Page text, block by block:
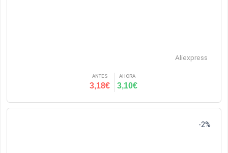
Aliexpress
ANTES
3,18€
AHORA
3,10€
-2%